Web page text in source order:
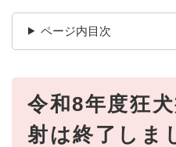
ページ内目次
令和8年度狂
射は終了しま